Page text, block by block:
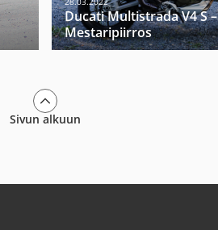
Ducati Multistrada V4 S –
Mestaripiirros
Sivun alkuun